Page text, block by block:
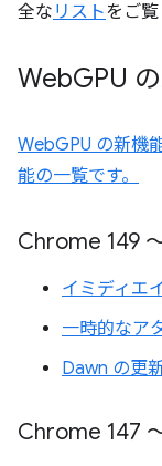
全な リストをご覧
WebGPU
WebGPU の新機
能の一覧です。
Chrome 149
イミディエ
一時的なア
Dawn の更
Chrome 147